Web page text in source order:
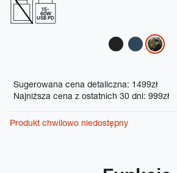
Promotions
Sugerowana cena detaliczna: 1499zł
Najniższa cena z ostatnich 30 dni: 999zł
Produkt chwilowo niedostępny
15-
60W
USB PD